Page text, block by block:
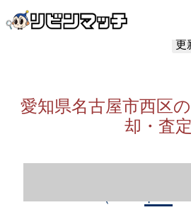
更
愛知県名古屋市西区
却・査定